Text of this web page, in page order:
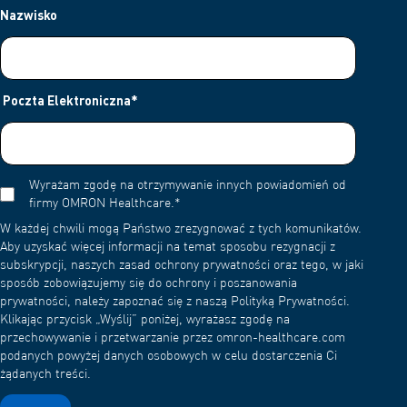
Nazwisko
Poczta Elektroniczna*
Wyrażam zgodę na otrzymywanie innych powiadomień od
firmy OMRON Healthcare.*
W każdej chwili mogą Państwo zrezygnować z tych komunikatów.
Aby uzyskać więcej informacji na temat sposobu rezygnacji z
subskrypcji, naszych zasad ochrony prywatności oraz tego, w jaki
sposób zobowiązujemy się do ochrony i poszanowania
prywatności, należy zapoznać się z naszą Polityką Prywatności.
Klikając przycisk „Wyślij” poniżej, wyrażasz zgodę na
przechowywanie i przetwarzanie przez omron-healthcare.com
podanych powyżej danych osobowych w celu dostarczenia Ci
żądanych treści.